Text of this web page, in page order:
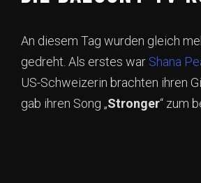
An diesem Tag wurden gleich
gedreht. Als erstes war Shana
US-Schweizerin brachten ihren
gab ihren Song „Stronger“ zum